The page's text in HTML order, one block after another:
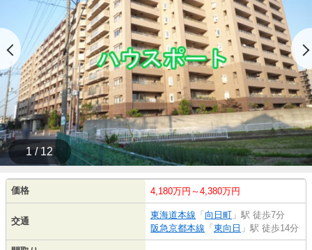
1 / 12
価格 4,180万円～4,380万円
交通
東海道本線 「 向日町 」駅 徒歩7分
阪急京都本線 「 東向日 」駅 徒歩14分